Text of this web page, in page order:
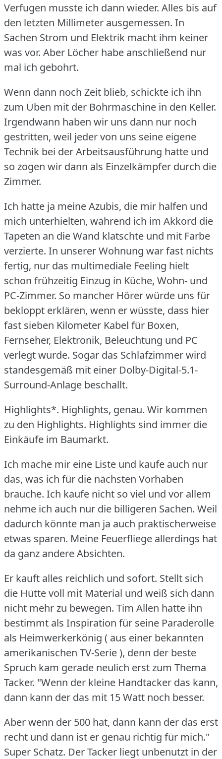
Verfugen musste ich dann wieder. Alles bis auf
den letzten Millimeter ausgemessen. In
Sachen Strom und Elektrik macht ihm keiner
was vor. Aber Löcher habe anschließend nur
mal ich gebohrt.
Wenn dann noch Zeit blieb, schickte ich ihn
zum Üben mit der Bohrmaschine in den Keller.
Irgendwann haben wir uns dann nur noch
gestritten, weil jeder von uns seine eigene
Technik bei der Arbeitsausführung hatte und
so zogen wir dann als Einzelkämpfer durch die
Zimmer.
Ich hatte ja meine Azubis, die mir halfen und
mich unterhielten, während ich im Akkord die
Tapeten an die Wand klatschte und mit Farbe
verzierte. In unserer Wohnung war fast nichts
fertig, nur das multimediale Feeling hielt
schon frühzeitig Einzug in Küche, Wohn- und
PC-Zimmer. So mancher Hörer würde uns für
bekloppt erklären, wenn er wüsste, dass hier
fast sieben Kilometer Kabel für Boxen,
Fernseher, Elektronik, Beleuchtung und PC
verlegt wurde. Sogar das Schlafzimmer wird
standesgemäß mit einer Dolby-Digital-5.1-
Surround-Anlage beschallt.
Highlights*. Highlights, genau. Wir kommen
zu den Highlights. Highlights sind immer die
Einkäufe im Baumarkt.
Ich mache mir eine Liste und kaufe auch nur
das, was ich für die nächsten Vorhaben
brauche. Ich kaufe nicht so viel und vor allem
nehme ich auch nur die billigeren Sachen. Weil
dadurch könnte man ja auch praktischerweise
etwas sparen. Meine Feuerfliege allerdings hat
da ganz andere Absichten.
Er kauft alles reichlich und sofort. Stellt sich
die Hütte voll mit Material und weiß sich dann
nicht mehr zu bewegen. Tim Allen hatte ihn
bestimmt als Inspiration für seine Paraderolle
als Heimwerkerkönig ( aus einer bekannten
amerikanischen TV-Serie ), denn der beste
Spruch kam gerade neulich erst zum Thema
Tacker. "Wenn der kleine Handtacker das kann,
dann kann der das mit 15 Watt noch besser.
Aber wenn der 500 hat, dann kann der das erst
recht und dann ist er genau richtig für mich."
Super Schatz. Der Tacker liegt unbenutzt in der